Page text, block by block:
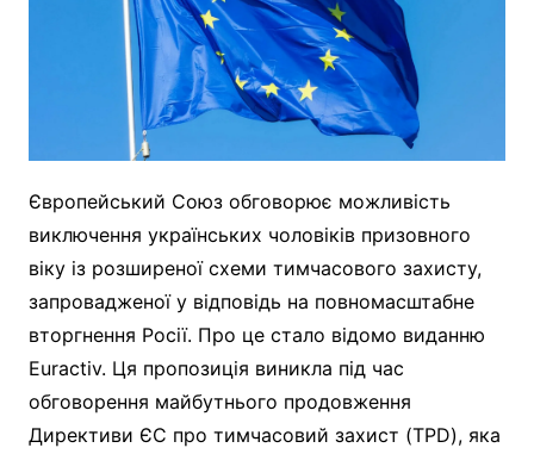
Європейський Союз обговорює можливість
виключення українських чоловіків призовного
віку із розширеної схеми тимчасового захисту,
запровадженої у відповідь на повномасштабне
вторгнення Росії. Про це стало відомо виданню
Euractiv. Ця пропозиція виникла під час
обговорення майбутнього продовження
Директиви ЄС про тимчасовий захист (TPD), яка